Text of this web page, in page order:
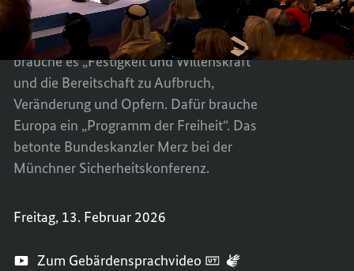
In der Ära der Großmächte sei Europas
Freiheit gefährdet. Um diese zu behaupten,
brauche es „Festigkeit und Willenskraft“
und die Bereitschaft zu Aufbruch,
Veränderung und Opfern. Dafür brauche
Europa ein „Programm der Freiheit“. Das
betonte Bundeskanzler Merz bei der
Münchner Sicherheitskonferenz.
Freitag, 13. Februar 2026
BEI
DER
MERZ
DER
Zum Gebärdensprachvideo